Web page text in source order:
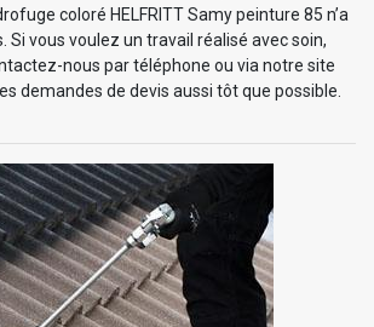
coloré HELFRITT Samy peinture 85 n’a
Si vous voulez un travail réalisé avec soin,
nous par téléphone ou via notre site
demandes de devis aussi tôt que possible.